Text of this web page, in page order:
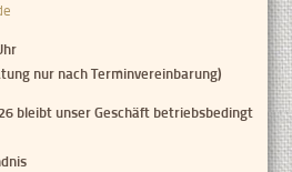
nur nach Terminvereinbarung)
bleibt unser Geschäft betriebsbedingt